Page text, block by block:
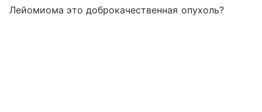
Лейомиома это доброкачественная опухоль?